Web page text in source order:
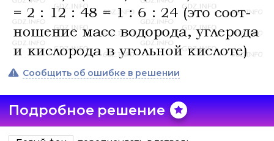
Сообщить об ошибке в решении
Подробное решение